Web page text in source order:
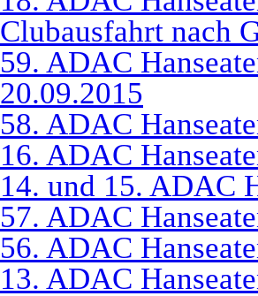
Clubausfahrt nach
59. ADAC
20.09.2015
58. ADAC
16. ADAC
14. und 15. ADAC
57. ADAC
56. ADAC
13. ADAC